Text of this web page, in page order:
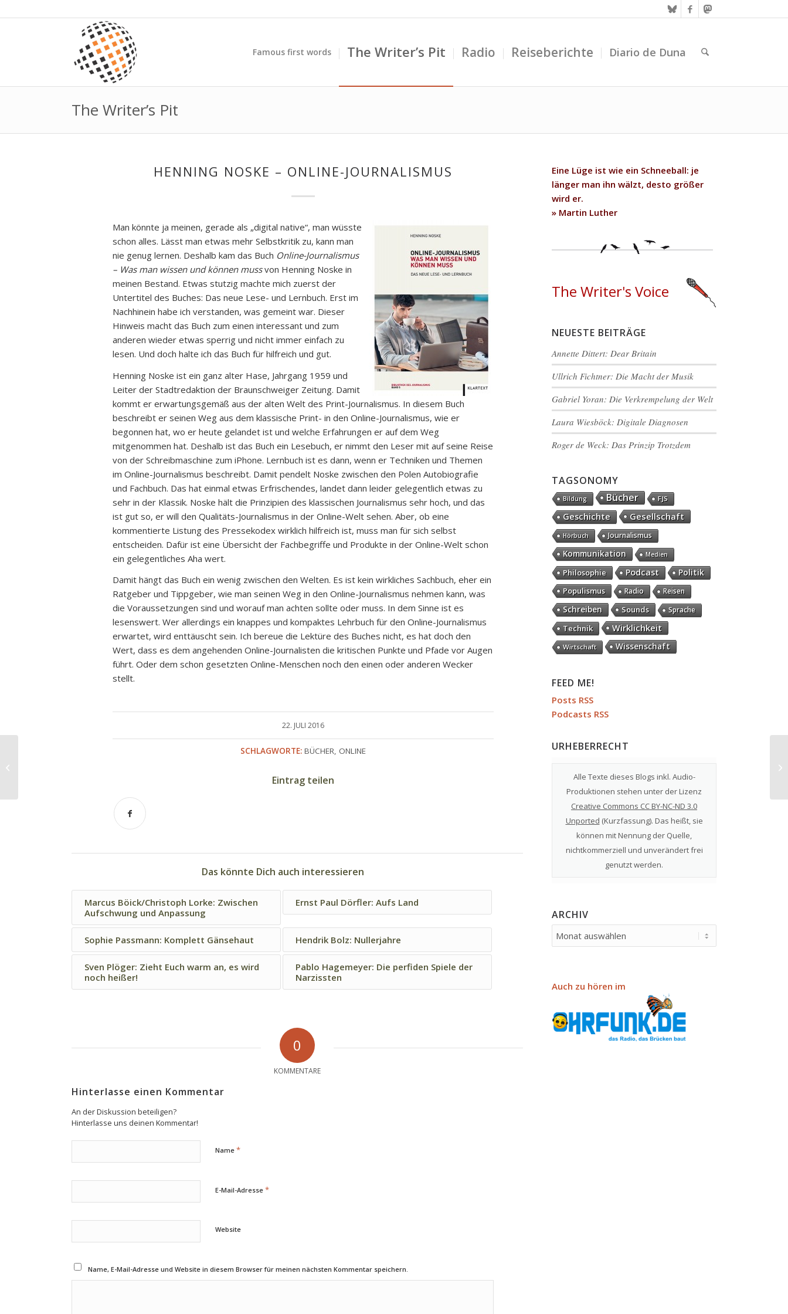
Famous first words The Writer’s Pit Radio Reiseberichte Diario de Duna
The Writer’s Pit
HENNING NOSKE – ONLINE-JOURNALISMUS
Man könnte ja meinen, gerade als „digital native“, man wüsste
schon alles. Lässt man etwas mehr Selbstkritik zu, kann man
nie genug lernen. Deshalb kam das Buch Online-Journalismus
– Was man wissen und können mussvon Henning Noske in
meinen Bestand. Etwas stutzig machte mich zuerst der
Untertitel des Buches: Das neue Lese- und Lernbuch. Erst im
Nachhinein habe ich verstanden, was gemeint war. Dieser
Hinweis macht das Buch zum einen interessant und zum
anderen wieder etwas sperrig und nicht immer einfach zu
lesen. Und doch halte ich das Buch für hilfreich und gut.
Henning Noske ist ein ganz alter Hase, Jahrgang 1959 und
Leiter der Stadtredaktion der Braunschweiger Zeitung. Damit
kommt er erwartungsgemäß aus der alten Welt des Print-Journalismus. In diesem Buch
beschreibt er seinen Weg aus dem klassische Print- in den Online-Journalismus, wie er
begonnen hat, wo er heute gelandet ist und welche Erfahrungen er auf dem Weg
mitgenommen hat. Deshalb ist das Buch ein Lesebuch, er nimmt den Leser mit auf seine Reise
von der Schreibmaschine zum iPhone. Lernbuch ist es dann, wenn er Techniken und Themen
im Online-Journalismus beschreibt. Damit pendelt Noske zwischen den Polen Autobiografie
und Fachbuch. Das hat einmal etwas Erfrischendes, landet dann leider gelegentlich etwas zu
sehr in der Klassik. Noske hält die Prinzipien des klassischen Journalismus sehr hoch, und das
ist gut so, er will den Qualitäts-Journalismus in der Online-Welt sehen. Aber, ob eine
kommentierte Listung des Pressekodex wirklich hilfreich ist, muss man für sich selbst
entscheiden. Dafür ist eine Übersicht der Fachbegriffe und Produkte in der Online-Welt schon
ein gelegentliches Aha wert.
Damit hängt das Buch ein wenig zwischen den Welten. Es ist kein wirkliches Sachbuch, eher ein
Ratgeber und Tippgeber, wie man seinen Weg in den Online-Journalismus nehmen kann, was
die Voraussetzungen sind und worauf man achten sollte oder muss. In dem Sinne ist es
lesenswert. Wer allerdings ein knappes und kompaktes Lehrbuch für den Online-Journalismus
erwartet, wird enttäuscht sein. Ich bereue die Lektüre des Buches nicht, es hat doch den
Wert, dass es dem angehenden Online-Journalisten die kritischen Punkte und Pfade vor Augen
führt. Oder dem schon gesetzten Online-Menschen noch den einen oder anderen Wecker
stellt.
22. JULI 2016
SCHLAGWORTE: BÜCHER, ONLINE
Eintrag teilen
Das könnte Dich auch interessieren
Marcus Böick/Christoph Lorke: Zwischen
Aufschwung und Anpassung
Ernst Paul Dörfler: Aufs Land
Sophie Passmann: Komplett Gänsehaut Hendrik Bolz: Nullerjahre
Sven Plöger: Zieht Euch warm an, es wird
noch heißer!
Pablo Hagemeyer: Die perfiden Spiele der
Narzissten
0
KOMMENTARE
Hinterlasse einen Kommentar
An der Diskussion beteiligen?
Hinterlasse uns deinen Kommentar!
Name *
E-Mail-Adresse *
Website
Name, E-Mail-Adresse und Website in diesem Browser für meinen nächsten Kommentar speichern.
Eine Lüge ist wie ein Schneeball: je
länger man ihn wälzt, desto größer
wird er.
» Martin Luther
The Writer's Voice
NEUESTE BEITRÄGE
Annette Dittert: Dear Britain
Ullrich Fichtner: Die Macht der Musik
Gabriel Yoran: Die Verkrempelung der Welt
Laura Wiesböck: Digitale Diagnosen
Roger de Weck: Das Prinzip Trotzdem
TAGSONOMY
Bildung Bücher FJS
Geschichte Gesellschaft
Hörbuch Journalismus
Kommunikation Medien
Philosophie Podcast Politik
Populismus Radio Reisen
Schreiben Sounds Sprache
Technik Wirklichkeit
Wirtschaft Wissenschaft
FEED ME!
Posts RSS
Podcasts RSS
URHEBERRECHT
Alle Texte dieses Blogs inkl. Audio-
Produktionen stehen unter der Lizenz
Creative Commons CC BY-NC-ND 3.0
Unported (Kurzfassung). Das heißt, sie
können mit Nennung der Quelle,
nichtkommerziell und unverändert frei
genutzt werden.
ARCHIV
Auch zu hören im